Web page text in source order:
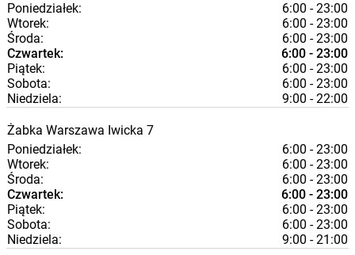
Poniedziałek:
6:00 - 23:00
Wtorek:
6:00 - 23:00
Środa:
6:00 - 23:00
Czwartek:
6:00 - 23:00
Piątek:
6:00 - 23:00
Sobota:
6:00 - 23:00
Niedziela:
9:00 - 22:00
Żabka Warszawa Iwicka 7
Poniedziałek:
6:00 - 23:00
Wtorek:
6:00 - 23:00
Środa:
6:00 - 23:00
Czwartek:
6:00 - 23:00
Piątek:
6:00 - 23:00
Sobota:
6:00 - 23:00
Niedziela:
9:00 - 21:00